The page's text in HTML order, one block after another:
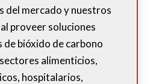
del mercado y nuestros
proveer soluciones
de bióxido de carbono
alimenticios,
hospitalarios,